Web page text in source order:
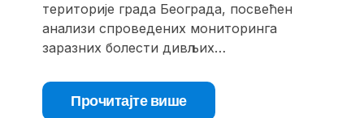
територије града Београда, посвећен
анализи спроведених мониторинга
заразних болести дивљих…
Прочитајте више